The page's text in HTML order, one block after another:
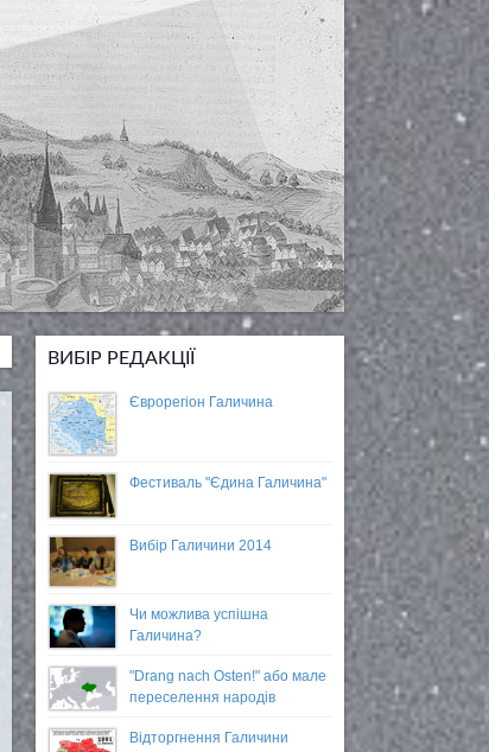
ВИБІР РЕДАКЦІЇ
Єврорегіон Галичина
Фестиваль "Єдина Галичина"
Вибір Галичини 2014
Чи можлива успішна
Галичина?
"Drang nach Osten!" або мале
переселення народів
Відторгнення Галичини